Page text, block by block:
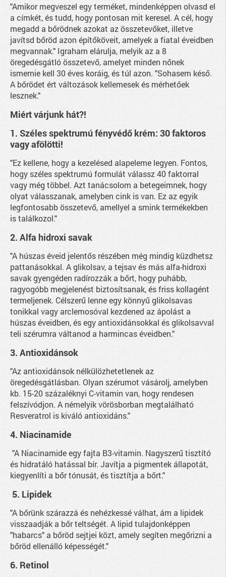
"Amikor megveszel egy terméket, mindenképpen olvasd el
a címkét, és tudd, hogy pontosan mit keresel. A cél, hogy
megadd a bőrödnek azokat az összetevőket, illetve
javítsd bőröd azon építőköveit, amelyek a fiatal éveidben
megvannak." Igraham elárulja, melyik az a 8
öregedésgátló összetevő, amelyet minden nőnek
ismernie kell 30 éves koráig, és túl azon. "Sohasem késő.
A bőrödet ért változások kellemesek és mérhetőek
lesznek."
Miért várjunk hát?!
1. Széles spektrumú fényvédő krém: 30 faktoros
vagy afölötti!
"Ez kellene, hogy a kezelésed alapeleme legyen. Fontos,
hogy széles spektrumú formulát válassz 40 faktorral
vagy még többel. Azt tanácsolom a betegeimnek, hogy
olyat válasszanak, amelyben cink is van. Ez az egyik
legfontosabb összetevő, amellyel a smink termékekben
is találkozol."
2. Alfa hidroxi savak
"A húszas éveid jelentős részében még mindig küzdhetsz
pattanásokkal. A glikolsav, a tejsav és más alfa-hidroxi
savak gyengéden radírozzák a bőrt, hogy puhább,
ragyogóbb megjelenést biztosítsanak, és friss kollagént
termeljenek. Célszerű lenne egy könnyű glikolsavas
tonikkal vagy arclemosóval kezdened az ápolást a
húszas éveidben, és egy antioxidánsokkal és glikolsavval
teli szérumra váltanod a harmincas éveidben."
3. Antioxidánsok
"Az antioxidánsok nélkülözhetetlenek az
öregedésgátlásban. Olyan szérumot vásárolj, amelyben
kb. 15-20 százaléknyi C-vitamin van, hogy rendesen
felszívódjon. A némelyik vörösborban megtalálható
Resveratrol is kiváló antioxidáns."
4. Niacinamide
"A Niacinamide egy fajta B3-vitamin. Nagyszerű tisztító
és hidratáló hatással bír. Javítja a pigmentek állapotát,
kiegyenlíti a bőr tónusát, és tisztítja a bőrt."
5. Lipidek
"A bőrünk szárazzá és nehézkessé válhat, ám a lipidek
visszaadják a bőr teltségét. A lipid tulajdonképpen
"habarcs" a bőröd sejtjei közt, amely segíten megőrizni a
bőröd ellenálló képességét."
6. Retinol